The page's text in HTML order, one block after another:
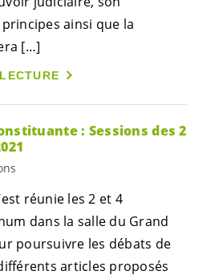
ainsi que la
[…]
: Sessions des 2
réunie les 2 et 4
dans la salle du Grand
poursuivre les débats de
articles proposés